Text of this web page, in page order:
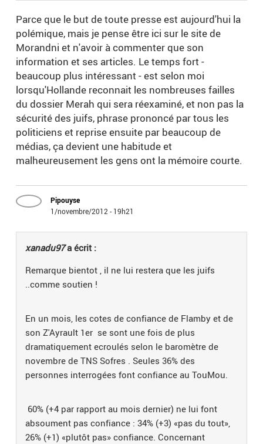
Parce que le but de toute presse est aujourd'hui la
polémique, mais je pense être ici sur le site de
Morandni et n'avoir à commenter que son
information et ses articles. Le temps fort -
beaucoup plus intéressant - est selon moi
lorsqu'Hollande reconnait les nombreuses failles
du dossier Merah qui sera réexaminé, et non pas la
sécurité des juifs, phrase prononcé par tous les
politiciens et reprise ensuite par beaucoup de
médias, ça devient une habitude et
malheureusement les gens ont la mémoire courte.
Pipouyse
1/novembre/2012 - 19h21
xanadu97a écrit :
Remarque bientot , il ne lui restera que les juifs
..comme soutien !
En un mois, les cotes de confiance de Flamby et de
son Z'Ayrault 1er se sont une fois de plus
dramatiquement ecroulés selon le baromètre de
novembre de TNS Sofres . Seules 36% des
personnes interrogées font confiance au TouMou.
60% (+4 par rapport au mois dernier) ne lui font
absoument pas confiance : 34% (+3) «pas du tout»,
26% (+1) «plutôt pas» confiance. Concernant